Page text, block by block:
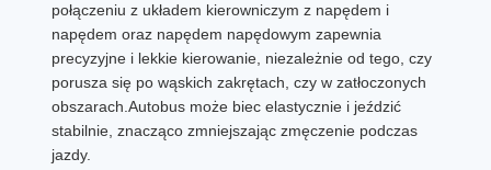
połączeniu z układem kierowniczym z napędem i
napędem oraz napędem napędowym zapewnia
precyzyjne i lekkie kierowanie, niezależnie od tego, czy
porusza się po wąskich zakrętach, czy w zatłoczonych
obszarach.Autobus może biec elastycznie i jeździć
stabilnie, znacząco zmniejszając zmęczenie podczas
jazdy.